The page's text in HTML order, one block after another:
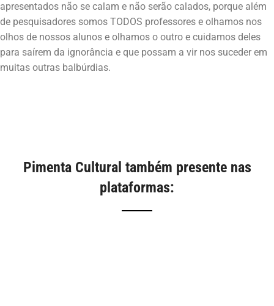
apresentados não se calam e não serão calados, porque além
de pesquisadores somos TODOS professores e olhamos nos
olhos de nossos alunos e olhamos o outro e cuidamos deles
para saírem da ignorância e que possam a vir nos suceder em
Pimenta Cultural também presente nas
plataformas: